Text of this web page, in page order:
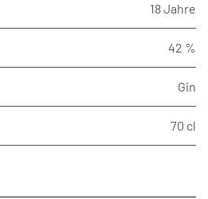
18 Jahre
42 %
Gin
70 cl